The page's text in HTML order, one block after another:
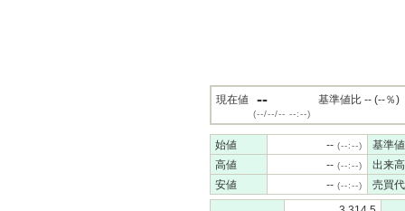
現在値 --
(--/--/-- --:--)
基準値比 -- (--％)
始値 -- (--:--) 基準値
高値 -- (--:--) 出来高
安値 -- (--:--) 売買